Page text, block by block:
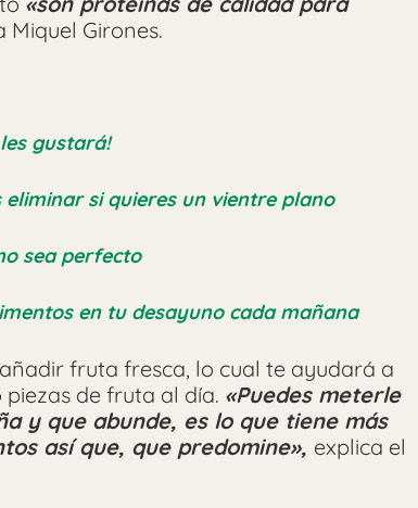
Miquel Girones.
gustará!
si quieres un vientre plano
sea perfecto
en tu desayuno cada mañana
fruta fresca, lo cual te ayudará a
de fruta al día. «Puedes meterle
y que abunde, es lo que tiene más
así que, que predomine», explica el